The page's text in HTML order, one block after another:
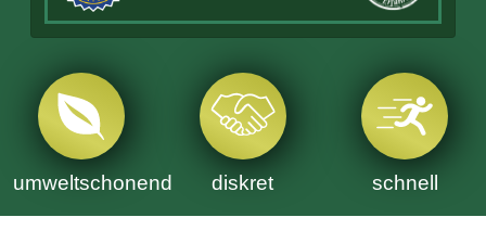
umweltschonend diskret schnell